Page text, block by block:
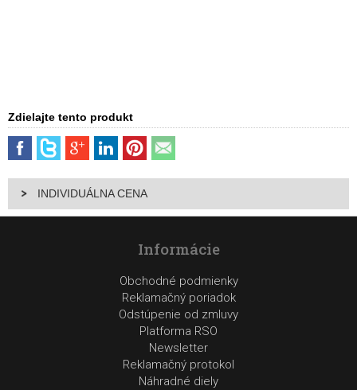
Zdielajte tento produkt
INDIVIDUÁLNA CENA
Informácie
Obchodné podmienky
Reklamačný poriadok
Odstúpenie od zmluvy
Platforma RSO
Newsletter
Reklamačný protokol
Náhradné diely